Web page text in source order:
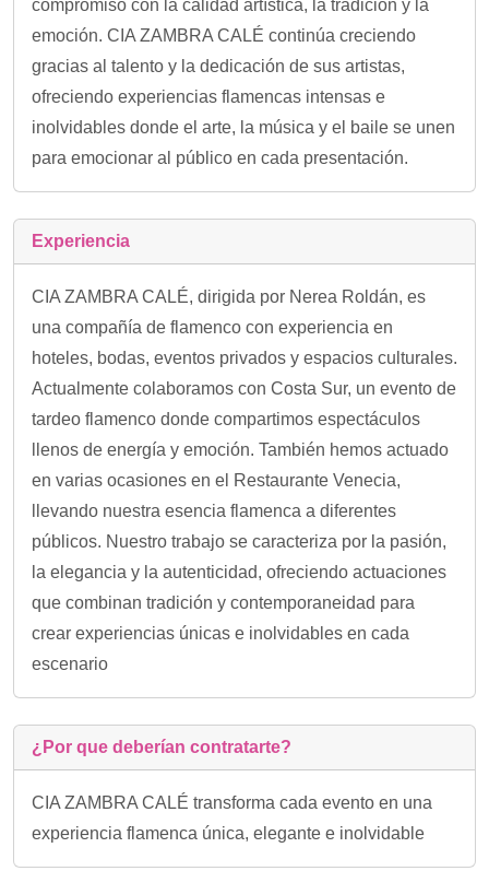
compromiso con la calidad artística, la tradición y la
emoción. CIA ZAMBRA CALÉ continúa creciendo
gracias al talento y la dedicación de sus artistas,
ofreciendo experiencias flamencas intensas e
inolvidables donde el arte, la música y el baile se unen
para emocionar al público en cada presentación.
Experiencia
CIA ZAMBRA CALÉ, dirigida por Nerea Roldán, es
una compañía de flamenco con experiencia en
hoteles, bodas, eventos privados y espacios culturales.
Actualmente colaboramos con Costa Sur, un evento de
tardeo flamenco donde compartimos espectáculos
llenos de energía y emoción. También hemos actuado
en varias ocasiones en el Restaurante Venecia,
llevando nuestra esencia flamenca a diferentes
públicos. Nuestro trabajo se caracteriza por la pasión,
la elegancia y la autenticidad, ofreciendo actuaciones
que combinan tradición y contemporaneidad para
crear experiencias únicas e inolvidables en cada
escenario
¿Por que deberían contratarte?
CIA ZAMBRA CALÉ transforma cada evento en una
experiencia flamenca única, elegante e inolvidable